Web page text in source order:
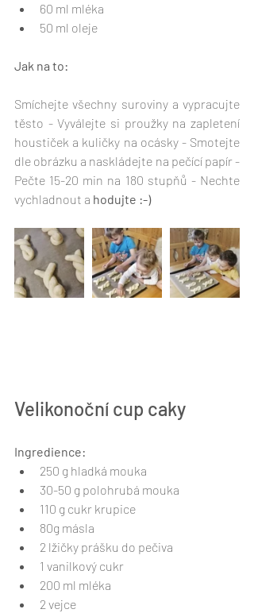
60 ml mléka
50 ml oleje
Jak na to:
Smíchejte všechny suroviny a vypracujte
těsto - Vyválejte si proužky na zapletení
houstiček a kuličky na ocásky - Smotejte
dle obrázku a naskládejte na pečící papír -
Pečte 15-20 min na 180 stupňů - Nechte
vychladnout a hodujte :-)
Velikonoční cup caky
Ingredience:
250 g hladká mouka
30-50 g polohrubá mouka
110 g cukr krupice
80g másla
2 lžičky prášku do pečiva
1 vanilkový cukr
200 ml mléka
2 vejce